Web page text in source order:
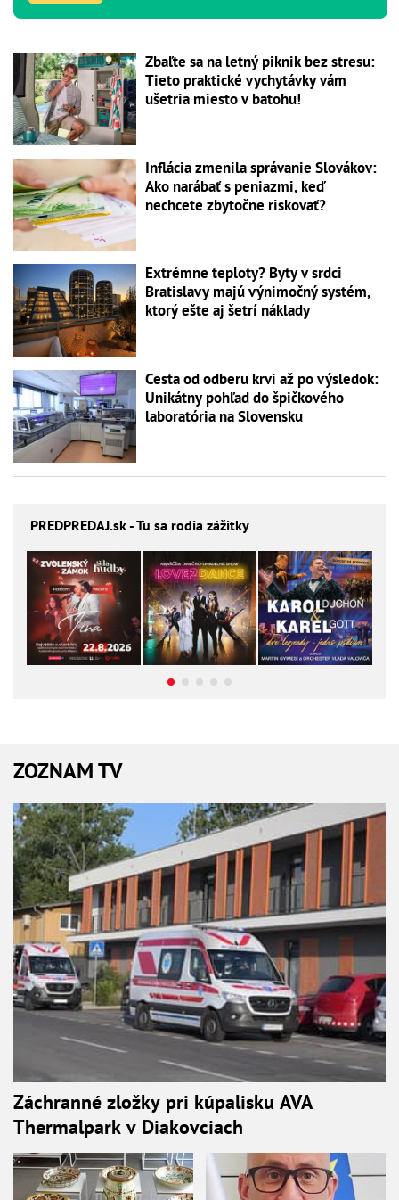
Zbaľte sa na letný piknik bez stresu:
Tieto praktické vychytávky vám
ušetria miesto v batohu!
Inflácia zmenila správanie Slovákov:
Ako narábať s peniazmi, keď
nechcete zbytočne riskovať?
Extrémne teploty? Byty v srdci
Bratislavy majú výnimočný systém,
ktorý ešte aj šetrí náklady
Cesta od odberu krvi až po výsledok:
Unikátny pohľad do špičkového
laboratória na Slovensku
PREDPREDAJ.sk - Tu sa rodia zážitky
ZOZNAM TV
Záchranné zložky pri kúpalisku AVA
Thermalpark v Diakovciach